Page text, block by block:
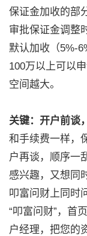
保证金加收的部
审批保证金调整
默认加收（5%-
100万以上可以
空间越大。
关键：开户前谈
和手续费一样，
户再谈，顺序一
感兴趣，又想同
叩富问财上同时
“叩富问财”，首
户经理，把您的